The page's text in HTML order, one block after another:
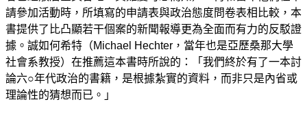
請參加活動時，所填寫的申請表與政治態度問卷表相比較，本
書提供了比凸顯若干個案的新聞報導更為全面而有力的反駁證
據。誠如何希特（Michael Hechter，當年也是亞歷桑那大學
社會系教授）在推薦這本書時所說的：「我們終於有了一本討
論六○年代政治的書籍，是根據紮實的資料，而非只是內省或
理論性的猜想而已。」